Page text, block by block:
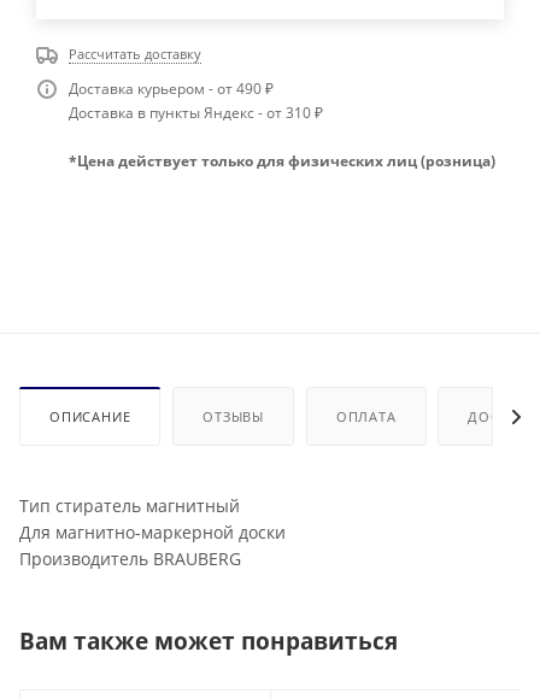
Рассчитать доставку
Доставка курьером - от 490 ₽
Доставка в пункты Яндекс - от 310 ₽
*Цена действует только для физических лиц (розница)
ОПИСАНИЕ ОТЗЫВЫ ОПЛАТА
Тип стиратель магнитный
Для магнитно-маркерной доски
Производитель BRAUBERG
Вам также может понравиться